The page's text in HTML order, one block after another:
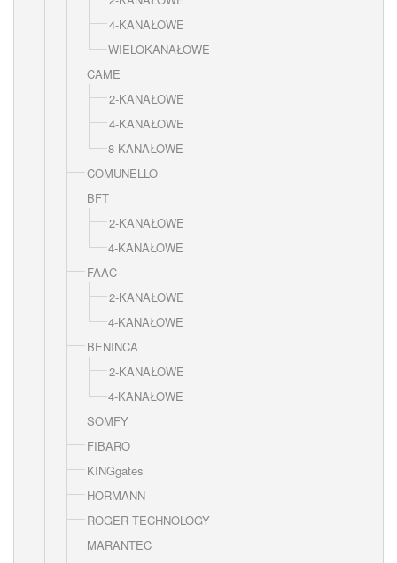
4-KANAŁOWE
WIELOKANAŁOWE
CAME
2-KANAŁOWE
4-KANAŁOWE
8-KANAŁOWE
COMUNELLO
BFT
2-KANAŁOWE
4-KANAŁOWE
FAAC
2-KANAŁOWE
4-KANAŁOWE
BENINCA
2-KANAŁOWE
4-KANAŁOWE
SOMFY
FIBARO
KINGgates
HORMANN
ROGER TECHNOLOGY
MARANTEC